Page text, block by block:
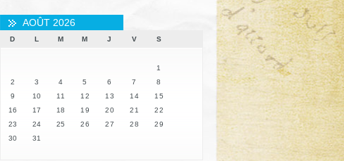
AOÛT 2026
D L M M J V S
1
2
3 4 5 6 7
8
9
10 11 12 13 14
15
16
17 18 19 20 21
22
23
24 25 26 27 28
29
30
31